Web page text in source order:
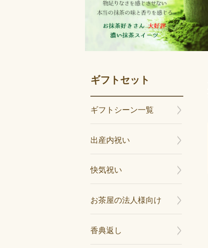
ギフトセット
ギフトシーン一覧
出産内祝い
快気祝い
お茶屋の法人様向け
香典返し